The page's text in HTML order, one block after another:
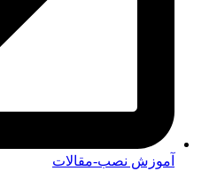
آموزش نصب-مقالات